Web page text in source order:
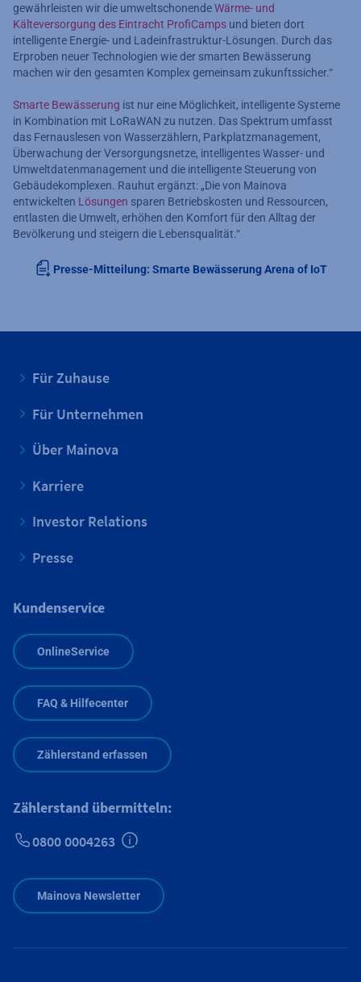
gewährleisten wir die umweltschonendeWärme- und
Kälteversorgung des Eintracht ProfiCamps und bieten dort
intelligente Energie- und Ladeinfrastruktur-Lösungen. Durch das
Erproben neuer Technologien wie der smarten Bewässerung
machen wir den gesamten Komplex gemeinsam zukunftssicher.“
Smarte Bewässerung ist nur eine Möglichkeit, intelligente Systeme
in Kombination mit LoRaWAN zu nutzen. Das Spektrum umfasst
das Fernauslesen von Wasserzählern, Parkplatzmanagement,
Überwachung der Versorgungsnetze, intelligentes Wasser- und
Umweltdatenmanagement und die intelligente Steuerung von
Gebäudekomplexen. Rauhut ergänzt: „Die von Mainova
entwickelten Lösungen sparen Betriebskosten und Ressourcen,
entlasten die Umwelt, erhöhen den Komfort für den Alltag der
Bevölkerung und steigern die Lebensqualität.“
Presse-Mitteilung: Smarte Bewässerung Arena of IoT
Für Zuhause
Für Unternehmen
Über Mainova
Karriere
Investor Relations
Presse
Kundenservice
OnlineService
FAQ & Hilfecenter
Zählerstand erfassen
Zählerstand übermitteln:
0800 0004263
Mainova Newsletter